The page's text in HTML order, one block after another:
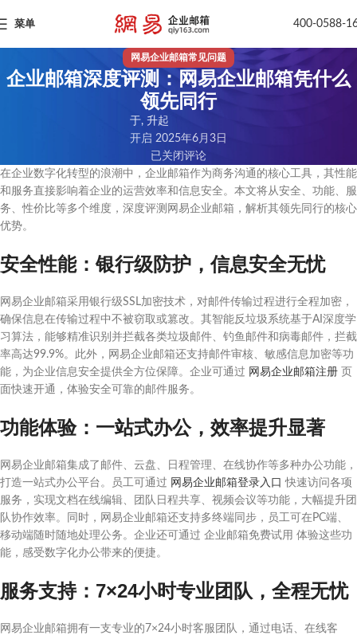
菜单 400-0588-
网易企业邮箱常见问题
企业邮箱深度评测：网易企业邮箱凭什么
领先同行
于, 升起
开启 2025年6月3日
已关闭评论
在企业数字化转型的浪潮中，企业邮箱作为商务沟通的核心工具，其性能
和服务直接影响着企业的运营效率和信息安全。本文将从安全、功能、服
务、性价比等多个维度，深度评测网易企业邮箱，解析其领先同行的核心
优势。
安全性能：银行级防护，信息安全无忧
网易企业邮箱采用银行级SSL加密技术，对邮件传输过程进行全程加密，
确保信息在传输过程中不被窃取或篡改。其智能反垃圾系统基于AI深度学
习算法，能够精准识别并拦截各类垃圾邮件、钓鱼邮件和病毒邮件，拦截
率高达99.9%。此外，网易企业邮箱还支持邮件审核、敏感信息加密等功
能，为企业信息安全提供全方位保障。企业可通过 网易企业邮箱注册 页
面快速开通，体验安全可靠的邮件服务。
功能体验：一站式办公，效率提升显著
网易企业邮箱集成了邮件、云盘、日程管理、在线协作等多种办公功能，
打造一站式办公平台。员工可通过 网易企业邮箱登录入口 快速访问各项
服务，实现文档在线编辑、团队日程共享、视频会议等功能，大幅提升团
队协作效率。同时，网易企业邮箱还支持多终端同步，员工可在PC端、
移动端随时随地处理公务。企业还可通过 企业邮箱免费试用 体验这些功
能，感受数字化办公带来的便捷。
服务支持：7×24小时专业团队，全程无忧
网易企业邮箱拥有一支专业的7×24小时客服团队，通过电话、在线客